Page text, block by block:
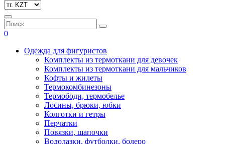
0
Одежда для фигуристов
Комплекты из термоткани для девочек
Комплекты из термоткани для мальчиков
Кофты и жилеты
Термокомбинезоны
Термободи, термобелье
Лосины, брюки, юбки
Колготки и гетры
Перчатки
Повязки, шапочки
Водолазки, футболки, болеро